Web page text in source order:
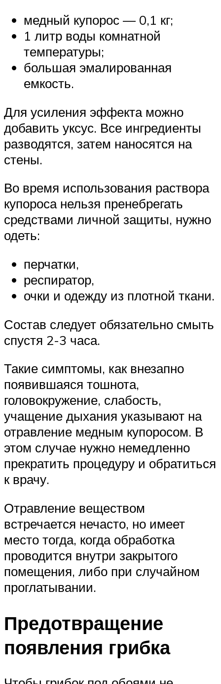
медный купорос — 0,1 кг;
1 литр воды комнатной
температуры;
большая эмалированная
емкость.
Для усиления эффекта можно
добавить уксус. Все ингредиенты
разводятся, затем наносятся на
стены.
Во время использования раствора
купороса нельзя пренебрегать
средствами личной защиты, нужно
одеть:
перчатки,
респиратор,
очки и одежду из плотной ткани.
Состав следует обязательно смыть
спустя 2-3 часа.
Такие симптомы, как внезапно
появившаяся тошнота,
головокружение, слабость,
учащение дыхания указывают на
отравление медным купоросом. В
этом случае нужно немедленно
прекратить процедуру и обратиться
к врачу.
Отравление веществом
встречается нечасто, но имеет
место тогда, когда обработка
проводится внутри закрытого
помещения, либо при случайном
проглатывании.
Предотвращение
появления грибка